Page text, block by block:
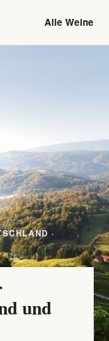
Alle Weine
·
und